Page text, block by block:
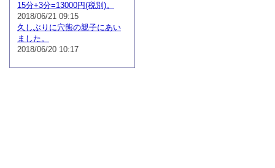
15分+3分=13000円(税別)。
2018/06/21 09:15
久しぶりに穴熊の親子にあい
ました。
2018/06/20 10:17